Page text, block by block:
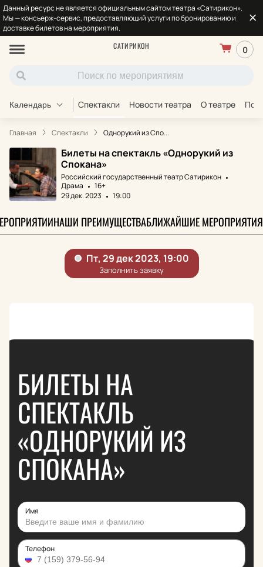
Данный ресурс не является официальным сайтом театра «Сатирикон».
Мы — консьерж-сервис, предоставляющий услуги по бронированию и
доставке билетов на мероприятия.
САТИРИКОН
0
Календарь Спектакли Новости театра О театре
Главная Спектакли Однорукий из Спо...
Билеты на спектакль «Однорукий из
Спокана»
Российский государственный театр Сатирикон
Драма
16+
29 дек. 2023
19:00
НАШИ ПРЕИМУЩЕСТВАБЛИЖАЙШИЕ МЕРОПРИЯТИЯ
БИЛЕТЫ НА
СПЕКТАКЛЬ
«ОДНОРУКИЙ ИЗ
СПОКАНА»
Имя
Телефон